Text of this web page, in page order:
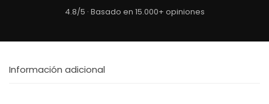
4.8/5 · Basado en 15.000+ opiniones
Información adicional